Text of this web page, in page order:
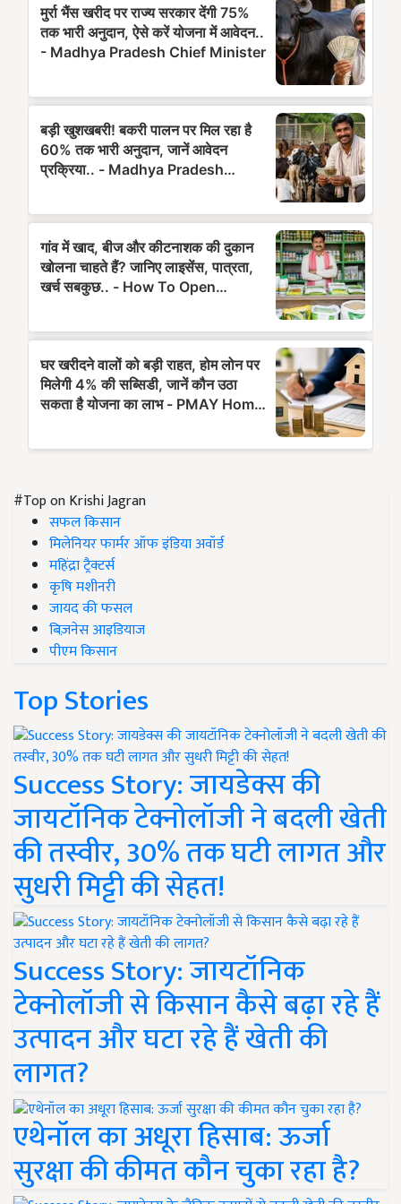
#Top on Krishi Jagran
सफल किसान
मिलेनियर फार्मर ऑफ इंडिया अवॉर्ड
महिंद्रा ट्रैक्टर्स
कृषि मशीनरी
जायद की फसल
बिज़नेस आइडियाज
पीएम किसान
Top Stories
Success Story: जायडेक्स की
जायटॉनिक टेक्नोलॉजी ने बदली खेती
की तस्वीर, 30% तक घटी लागत और
सुधरी मिट्टी की सेहत!
Success Story: जायटॉनिक
टेक्नोलॉजी से किसान कैसे बढ़ा रहे हैं
उत्पादन और घटा रहे हैं खेती की
लागत?
एथेनॉल का अधूरा हिसाब: ऊर्जा
सुरक्षा की कीमत कौन चुका रहा है?